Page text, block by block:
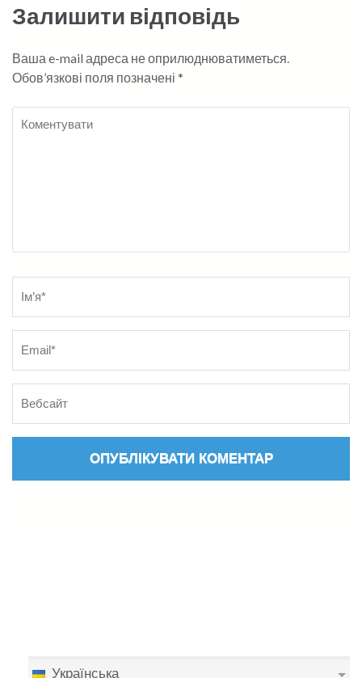
Залишити відповідь
Ваша e-mail адреса не оприлюднюватиметься.
Обов’язкові поля позначені *
Українська